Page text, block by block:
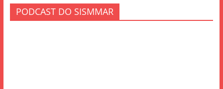
PODCAST DO SISMMAR